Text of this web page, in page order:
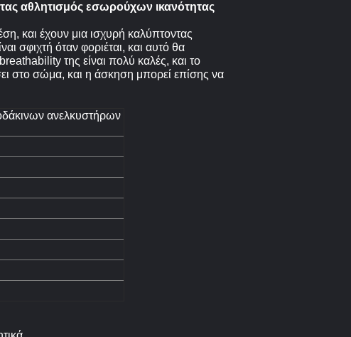
αθλητισμός εσωρούχων ικανότητας
και έχουν μια ισχυρή καλύπτοντας
σφιχτή όταν φοριέται, και αυτό θα
της είναι πολύ καλές, και το
στο σώμα, και η άσκηση μπορεί επίσης να
ανελκυστήρων